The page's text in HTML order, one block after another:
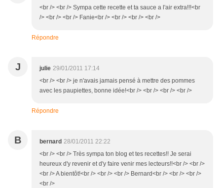
<br /> <br /> Sympa cette recette et ta sauce a l'air extra!!!<br
/> <br /> <br /> Fanie<br /> <br /> <br /> <br />
Répondre
J julie 29/01/2011 17:14
<br /> <br /> je n'avais jamais pensé à mettre des pommes
avec les paupiettes, bonne idée!<br /> <br /> <br /> <br />
Répondre
B bernard 28/01/2011 22:22
<br /> <br /> Très sympa ton blog et tes recettes!! Je serai
heureux d'y revenir et d'y faire venir mes lecteurs!!<br /> <br />
<br /> A bientôt!<br /> <br /> <br /> Bernard<br /> <br /> <br />
<br />